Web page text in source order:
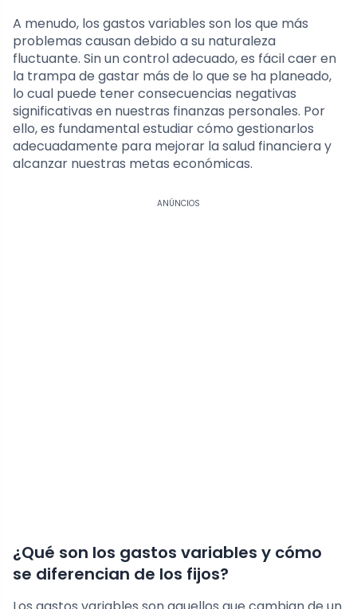
A menudo, los gastos variables son los que más
problemas causan debido a su naturaleza
fluctuante. Sin un control adecuado, es fácil caer en
la trampa de gastar más de lo que se ha planeado,
lo cual puede tener consecuencias negativas
significativas en nuestras finanzas personales. Por
ello, es fundamental estudiar cómo gestionarlos
adecuadamente para mejorar la salud financiera y
alcanzar nuestras metas económicas.
ANÚNCIOS
¿Qué son los gastos variables y cómo
se diferencian de los fijos?